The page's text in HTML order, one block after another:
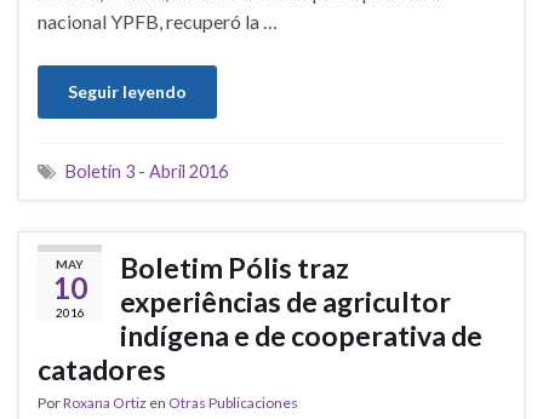
nacional YPFB, recuperó la …
Seguir leyendo
Boletín 3 - Abril 2016
MAY
10
2016
Boletim Pólis traz
experiências de agricultor
indígena e de cooperativa de
catadores
PorRoxana Ortiz en Otras Publicaciones